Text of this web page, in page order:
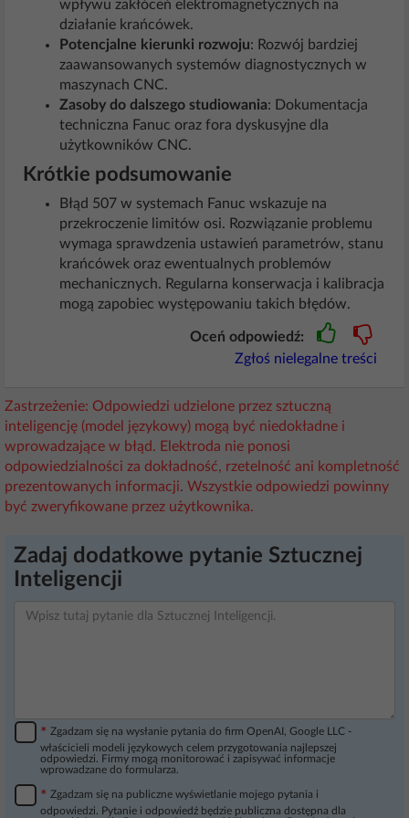
wpływu zakłóceń elektromagnetycznych na
działanie krańcówek.
Potencjalne kierunki rozwoju: Rozwój bardziej
zaawansowanych systemów diagnostycznych w
maszynach CNC.
Zasoby do dalszego studiowania: Dokumentacja
techniczna Fanuc oraz fora dyskusyjne dla
użytkowników CNC.
Krótkie podsumowanie
Błąd 507 w systemach Fanuc wskazuje na
przekroczenie limitów osi. Rozwiązanie problemu
wymaga sprawdzenia ustawień parametrów, stanu
krańcówek oraz ewentualnych problemów
mechanicznych. Regularna konserwacja i kalibracja
mogą zapobiec występowaniu takich błędów.
Oceń odpowiedź:
Zgłoś nielegalne treści
Zastrzeżenie: Odpowiedzi udzielone przez sztuczną
inteligencję (model językowy) mogą być niedokładne i
wprowadzające w błąd. Elektroda nie ponosi
odpowiedzialności za dokładność, rzetelność ani kompletność
prezentowanych informacji. Wszystkie odpowiedzi powinny
być zweryfikowane przez użytkownika.
Zadaj dodatkowe pytanie Sztucznej
Inteligencji
* Zgadzam się na wysłanie pytania do firm OpenAI, Google LLC -
właścicieli modeli językowych celem przygotowania najlepszej
odpowiedzi. Firmy mogą monitorować i zapisywać informacje
wprowadzane do formularza.
* Zgadzam się na publiczne wyświetlanie mojego pytania i
odpowiedzi. Pytanie i odpowiedź będzie publiczna dostępna dla